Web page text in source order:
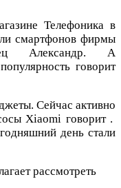
Телефоника в
смартфонов фирмы
Александр. А
говорит
Сейчас активно
Xiaomi говорит .
день стали
рассмотреть